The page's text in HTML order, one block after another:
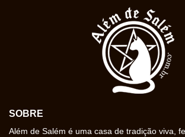
SOBRE
Além de Salém é uma casa de tradição viva,